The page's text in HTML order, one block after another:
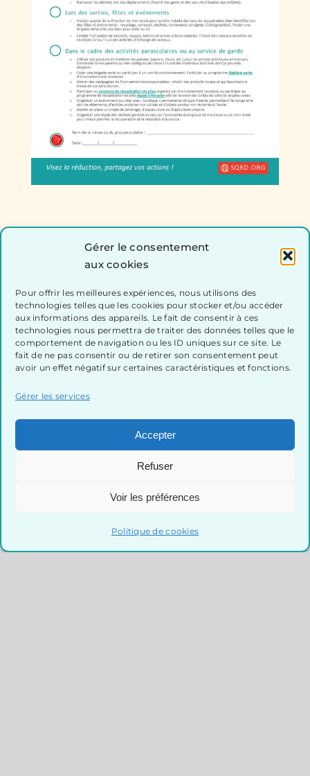
Gérer le consentement
aux cookies
Pour offrir les meilleures expériences, nous utilisons des
technologies telles que les cookies pour stocker et/ou accéder
aux informations des appareils. Le fait de consentir à ces
technologies nous permettra de traiter des données telles que le
comportement de navigation ou les ID uniques sur ce site. Le
fait de ne pas consentir ou de retirer son consentement peut
avoir un effet négatif sur certaines caractéristiques et fonctions.
Gérer les services
Accepter
Refuser
Voir les préférences
Politique de cookies